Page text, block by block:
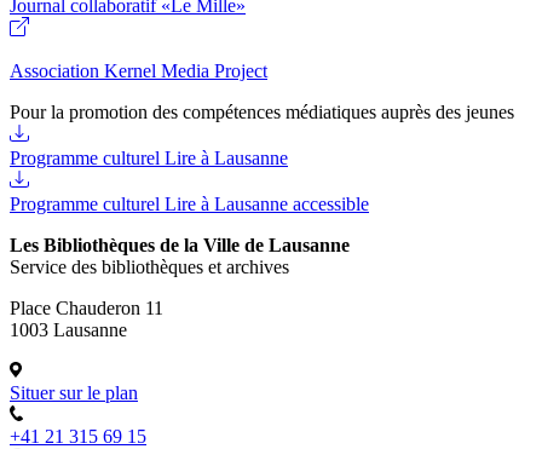
Journal collaboratif «Le Mille»
Association Kernel Media Project
Pour la promotion des compétences médiatiques auprès des jeunes
Programme culturel Lire à Lausanne
Programme culturel Lire à Lausanne accessible
Les Bibliothèques de la Ville de Lausanne
Service des bibliothèques et archives
Place Chauderon 11
1003 Lausanne
Situer sur le plan
+41 21 315 69 15